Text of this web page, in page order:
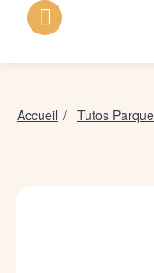
Accueil / Tutos